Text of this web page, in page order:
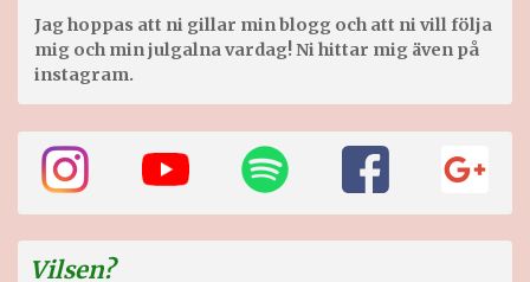
Jag hoppas att ni gillar min blogg och att ni vill följa
mig och min julgalna vardag! Ni hittar mig även på
instagram.
Vilsen?